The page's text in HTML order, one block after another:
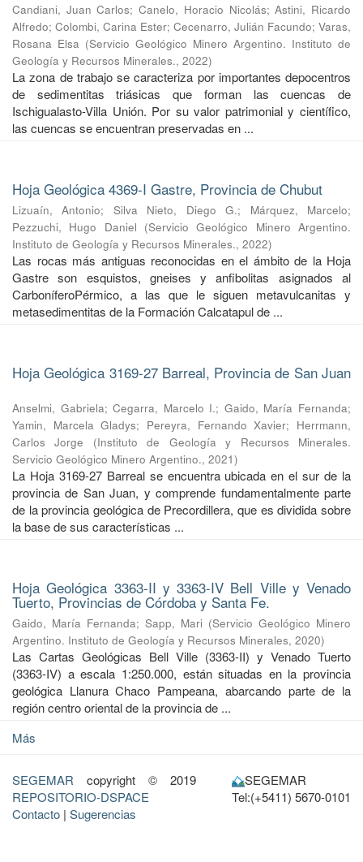
Candiani, Juan Carlos;Canelo, Horacio Nicolás;Astini, Ricardo
Alfredo; Colombi, Carina Ester; Cecenarro, Julián Facundo; Varas,
Rosana Elsa (Servicio Geológico Minero Argentino. Instituto de
Geología y Recursos Minerales., 2022)
La zona de trabajo se caracteriza por importantes depocentros
de sedimentitas triásicas que forman las cuencas de
Ischigualasto-Villa Unión. Por su valor patrimonial y cientíﬁco,
las cuencas se encuentran preservadas en ...
Hoja Geológica 4369-I Gastre, Provincia de Chubut
Lizuaín, Antonio; Silva Nieto, Diego G.; Márquez, Marcelo;
Pezzuchi, Hugo Daniel (Servicio Geológico Minero Argentino.
Instituto de Geología y Recursos Minerales., 2022)
Las rocas más antiguas reconocidas en el ámbito de la Hoja
Gastre son esquistos, gneises y anfibolitas asignados al
CarboníferoPérmico, a las que le siguen metavulcanitas y
metasedimentitas de la Formación Calcatapul de ...
Hoja Geológica 3169-27 Barreal, Provincia de San Juan
Anselmi, Gabriela;Cegarra, Marcelo I.; Gaido, María Fernanda;
Yamin, Marcela Gladys; Pereyra, Fernando Xavier; Herrmann,
Carlos Jorge
(Instituto de Geología y Recursos Minerales.
Servicio Geológico Minero Argentino., 2021)
La Hoja 3169-27 Barreal se encuentra ubicada en el sur de la
provincia de San Juan, y comprende fundamentalmente parte
de la provincia geológica de Precordillera, que es dividida sobre
la base de sus características ...
Hoja Geológica 3363-II y 3363-IV Bell Ville y Venado
Tuerto, Provincias de Córdoba y Santa Fe.
Gaido, María Fernanda; Sapp, Mari (Servicio Geológico Minero
Argentino. Instituto de Geología y Recursos Minerales, 2020)
Las Cartas Geológicas Bell Ville (3363-II) y Venado Tuerto
(3363-IV) a escala 1:250.000, están situadas en la provincia
geológica Llanura Chaco Pampeana, abarcando parte de la
región centro oriental de la provincia de ...
Más
SEGEMAR copyright © 2019
REPOSITORIO-DSPACE
Contacto | Sugerencias
SEGEMAR
Tel:(+5411) 5670-0101